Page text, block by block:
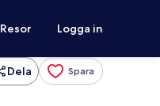
Resor Logga in
Dela Spara